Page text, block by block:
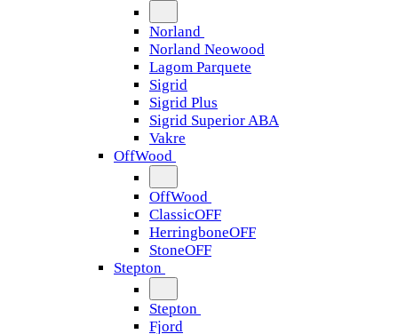
Norland
Norland Neowood
Lagom Parquete
Sigrid
Sigrid Plus
Sigrid Superior ABA
Vakre
OffWood
OffWood
ClassicOFF
HerringboneOFF
StoneOFF
Stepton
Stepton
Fjord